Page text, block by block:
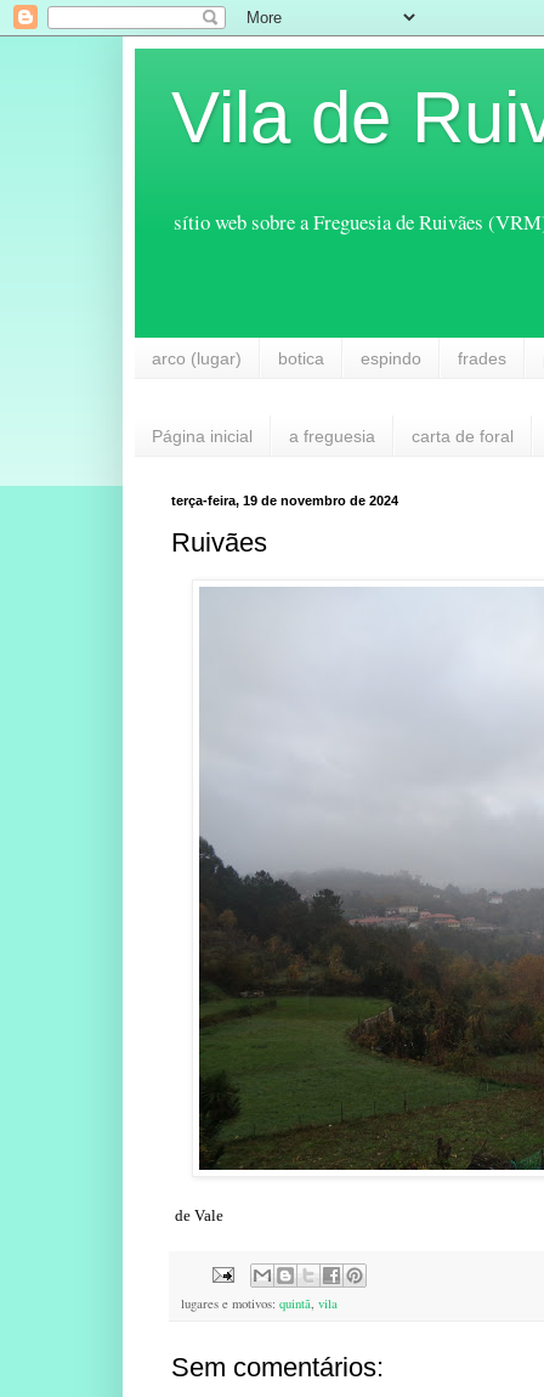
Vila de
sítio web sobre a Freguesia de Ruivães
arco (lugar) botica espindo frades
Página inicial a freguesia carta de foral
terça-feira, 19 de novembro de 2024
Ruivães
de Vale
lugares e motivos: quintã, vila
Sem comentários: